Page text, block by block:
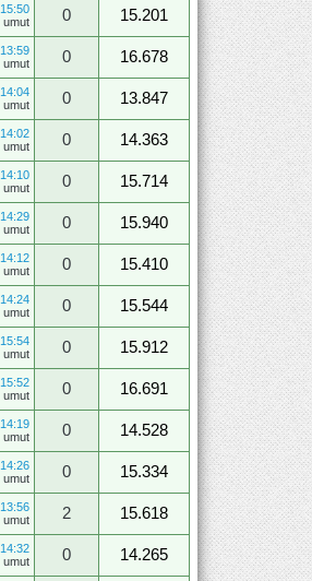
15:50
umut
0
15.201
13:59
umut
0
16.678
14:04
umut
0
13.847
14:02
umut
0
14.363
14:10
umut
0
15.714
14:29
umut
0
15.940
14:12
umut
0
15.410
14:24
umut
0
15.544
15:54
umut
0
15.912
15:52
umut
0
16.691
14:19
umut
0
14.528
14:26
umut
0
15.334
13:56
umut
2
15.618
14:32
umut
0
14.265